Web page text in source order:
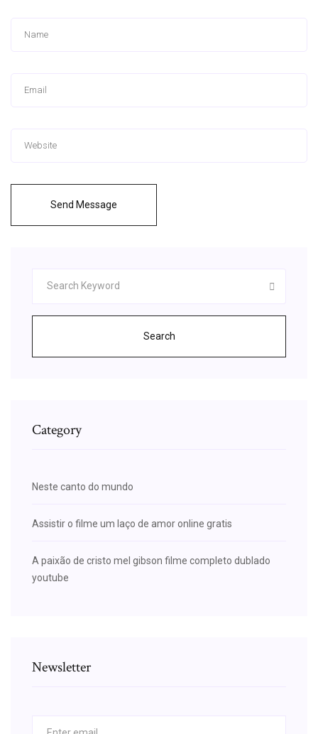
Send Message
Search
Category
Neste canto do mundo
Assistir o filme um laço de amor online gratis
A paixão de cristo mel gibson filme completo dublado
youtube
Newsletter